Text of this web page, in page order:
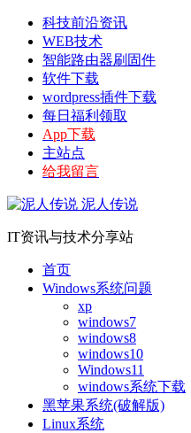
科技前沿资讯
WEB技术
智能路由器刷固件
软件下载
wordpress插件下载
每日福利领取
App下载
主站点
给我留言
泥人传说
IT资讯与技术分享站
首页
Windows系统问题
xp
windows7
windows8
windows10
Windows11
windows系统下载
黑苹果系统(破解版)
Linux系统